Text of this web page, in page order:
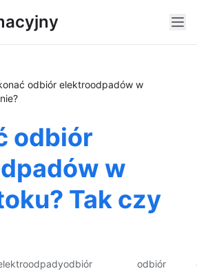
odbiór elektroodpadów w
odbiór
w
Tak czy
odbiór
odbiór